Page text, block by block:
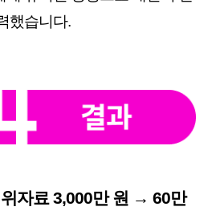
했습니다.
자료 3,000만 원 → 60만